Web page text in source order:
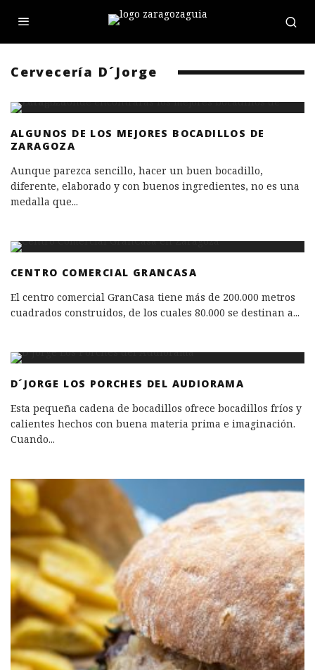
Cervecería D´Jorge
ALGUNOS DE LOS MEJORES BOCADILLOS DE
ZARAGOZA
Aunque parezca sencillo, hacer un buen bocadillo,
diferente, elaborado y con buenos ingredientes, no es una
medalla que...
CENTRO COMERCIAL GRANCASA
El centro comercial GranCasa tiene más de 200.000 metros
cuadrados construidos, de los cuales 80.000 se destinan a...
D´JORGE LOS PORCHES DEL AUDIORAMA
Esta pequeña cadena de bocadillos ofrece bocadillos fríos y
calientes hechos con buena materia prima e imaginación.
Cuando...